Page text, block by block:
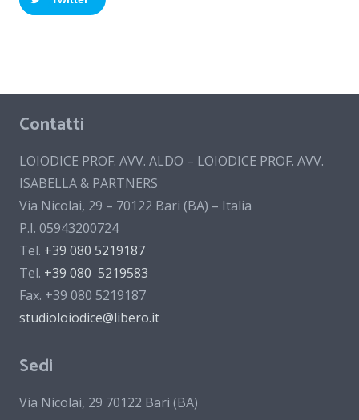
Contatti
LOIODICE PROF. AVV. ALDO – LOIODICE PROF. AVV.
ISABELLA & PARTNERS
Via Nicolai, 29 – 70122 Bari (BA) – Italia
P.I. 05943200724
Tel. +39 080 5219187
Tel. +39 080 5219583
Fax. +39 080 5219187
studioloiodice@libero.it
Sedi
Via Nicolai, 29 70122 Bari (BA)